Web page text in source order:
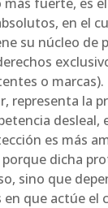
en el
su núcleo de
o marcas).
representa la
desleal,
es más
dicha
sino que
en que actúe el